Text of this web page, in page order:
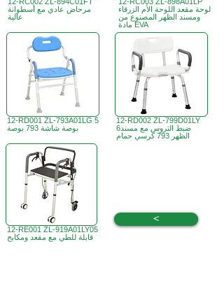
مرحاض عادي مع أسطوانة
عالية
لوحة مقعد اللوحة الأم الزرقاء
ومسند الظهر المصنوع من
مادة EVA
12-RD001 ZL-793A01LG 5
بوصة شاشة 793 بوصة
12-RD002 ZL-799D01LY
6ضبط التروس مع مسند
الظهر 793 كرسي حمام
12-RE001 ZL-919A01LY05
قابلة للطي مع مقعد ومكابح
<